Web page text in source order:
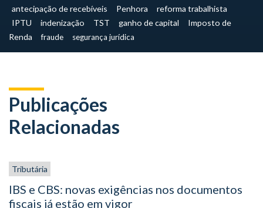
antecipação de recebíveis
Penhora
reforma trabalhista
IPTU
indenização TST ganho de capital
Imposto de
Renda
fraude segurança jurídica
Publicações
Relacionadas
Tributária
IBS e CBS: novas exigências nos documentos
fiscais já estão em vigor